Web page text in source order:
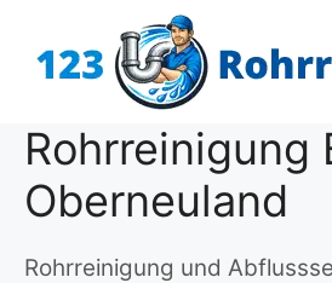
Inhalt
Rohrreinigung
Oberneuland
Rohrreinigung und